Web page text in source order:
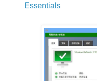
Essentials